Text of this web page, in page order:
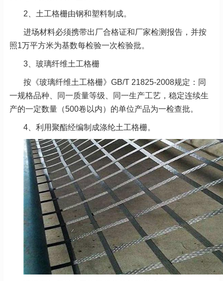
2、土工格栅由钢和塑料制成。
进场材料必须携带出厂合格证和厂家检测报告，并按
照1万平方米为基数每检验一次检验批。
3、玻璃纤维土工格栅
按《玻璃纤维土工格栅》GB/T 21825-2008规定：同
一规格品种、同一质量等级、同一生产工艺，稳定连续生
产的一定数量（500卷以内）的单位产品为一检查批。
4、利用聚酯经编制成涤纶土工格栅。